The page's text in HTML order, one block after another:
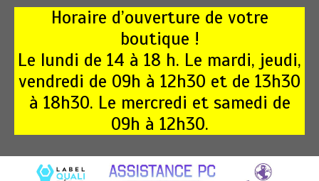
Aller
Horaire d’ouverture de votre
boutique !
Le lundi de 14 à 18 h. Le mardi, jeudi,
vendredi de 09h à 12h30 et de 13h30
à 18h30. Le mercredi et samedi de
09h à 12h30.